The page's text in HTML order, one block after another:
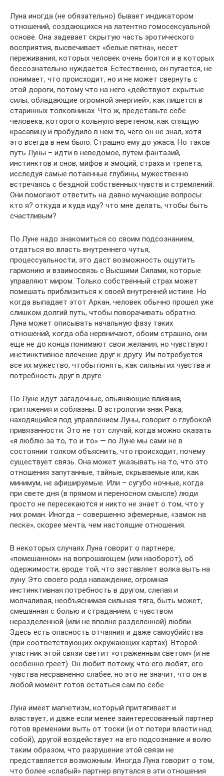
Луна иногда (не обязательно) бывает индикатором
отношений, создающихся на латентно гомосексуальной
основе. Она задевает скрытую часть эротического
восприятия, высвечивает «белые пятна», несет
переживания, которых человек очень боится и в которых
бессознательно нуждается. Естественно, он пугается, не
понимает, что происходит, но и не может свернуть с
этой дороги, потому что на него «действуют скрытые
силы, обладающие огромной энергией», как пишется в
старинных толковниках. Что ж, представьте себе
человека, которого кольнуло веретеном, как спящую
красавицу и пробудило в нем то, чего он не знал, хотя
это всегда в нем было. Страшно ему до ужаса. Но таков
путь Луны – идти в неведомое, путем фантазий,
инстинктов и снов, мифов и эмоций, страха и трепета,
исследуя самые потаенные глубины, мужественно
встречаясь с бездной собственных чувств и стремлений.
Они помогают ответить на давно мучающие вопросы:
кто я? откуда и куда иду? что мне делать, чтобы быть
счастливым?
По Луне надо знакомиться со своим подсознанием,
отдаться во власть внутреннего чутья,
процессуальности, это даст возможность ощутить
гармонию и взаимосвязь с Высшими Силами, которые
управляют миром. Только собственный страх может
помешать приблизиться к своей внутренней истине. Но
когда выпадает этот Аркан, человек обычно прошел уже
слишком долгий путь, чтобы поворачивать обратно.
Луна может описывать начальную фазу таких
отношений, когда оба нервничают, обоим страшно, они
еще не до конца понимают свои желания, но чувствуют
инстинктивное влечение друг к другу. Им потребуется
все их мужество, чтобы понять, как сильны их чувства и
потребность друг в друге.
По Луне идут загадочные, опьяняющие влияния,
притяжения и соблазны. В астрологии знак Рака,
находящийся под управлением Луны, говорит о глубокой
привязанности. Это не тот случай, когда можно сказать
«я люблю за то, то и то» — по Луне мы сами не в
состоянии толком объяснить, что происходит, почему
существует связь. Она может указывать на то, что это
отношения запутанные, тайные, скрываемые или, как
минимум, не афишируемые. Или – сугубо ночные, когда
при свете дня (в прямом и переносном смысле) люди
просто не пересекаются и никто не знает о том, что у
них роман. Иногда – совершенно эфемерные, «замок на
песке», скорее мечта, чем настоящие отношения.
В некоторых случаях Луна говорит о партнере,
«помешанном» на вопрошающем (или наоборот), об
одержимости, вроде той, что заставляет волка выть на
луну. Это своего рода наваждение, огромная
инстинктивная потребность в другом, слепая и
молчаливая, необъяснимая сильная тяга, быть может,
смешанная с болью и страданием, с чувством
неразделенной (или не вполне разделенной) любви.
Здесь есть опасность отчаяния и даже самоубийства
(при соответствующих окружающих картах). Второй
участник этой связи светит «отраженным светом» (и не
особенно греет). Он любит потому, что его любят, его
чувства несравненно слабее, но это не значит, что он в
любой момент готов остаться сам по себе
Луна имеет магнетизм, который притягивает и
властвует, и даже если менее заинтересованный партнер
готов временами выть от тоски (и от потери власти над
собой), другой воздействует на его подсознание и волю
таким образом, что разрушение этой связи не
представляется возможным. Иногда Луна говорит о том,
что более «слабый» партнер впутался в эти отношения